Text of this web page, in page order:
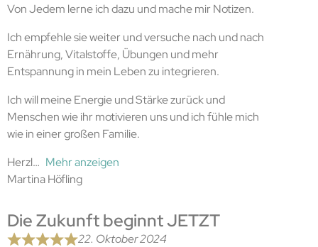
Von Jedem lerne ich dazu und mache mir Notizen.
Ich empfehle sie weiter und versuche nach und nach
Ernährung, Vitalstoffe, Übungen und mehr
Entspannung in mein Leben zu integrieren.
Ich will meine Energie und Stärke zurück und
Menschen wie ihr motivieren uns und ich fühle mich
wie in einer großen Familie.
Herzl
Mehr anzeigen
Martina Höfling
Die Zukunft beginnt JETZT
22. Oktober 2024